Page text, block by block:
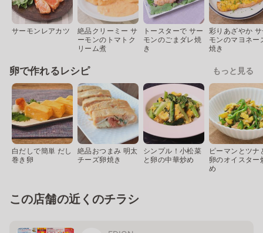
サーモンレアカツ
絶品クリーミー サ
ーモンのトマトク
リーム煮
トースターで サー
モンのごまダレ焼
き
彩りあざやか
モンのマヨネー
焼き
卵で作れるレシピ もっと見る
白だしで簡単 だし
巻き卵
絶品おつまみ 明太
チーズ卵焼き
シンプル！小松菜
と卵の中華炒め
ピーマンとツナ
卵のオイスター
め
この店舗の近くのチラシ